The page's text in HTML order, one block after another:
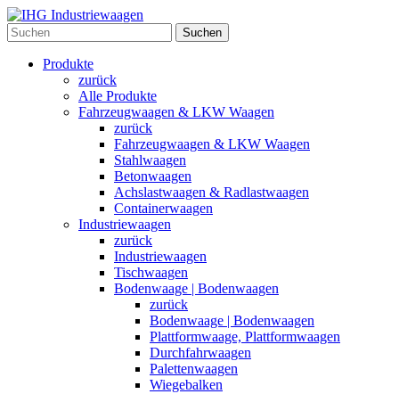
Suchen
Produkte
zurück
Alle Produkte
Fahrzeugwaagen & LKW Waagen
zurück
Fahrzeugwaagen & LKW Waagen
Stahlwaagen
Betonwaagen
Achslastwaagen & Radlastwaagen
Containerwaagen
Industriewaagen
zurück
Industriewaagen
Tischwaagen
Bodenwaage | Bodenwaagen
zurück
Bodenwaage | Bodenwaagen
Plattformwaage, Plattformwaagen
Durchfahrwaagen
Palettenwaagen
Wiegebalken